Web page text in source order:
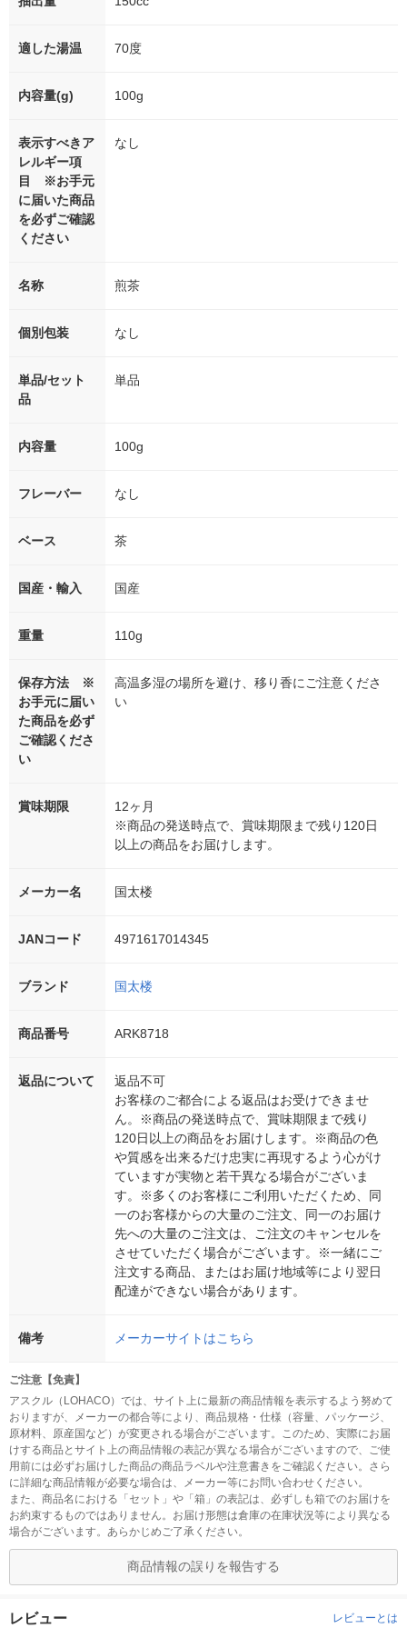
適した湯温 70度
内容量(g) 100g
表示すべきア
レルギー項
目 ※お手元
に届いた商品
を必ずご確認
ください
なし
名称 煎茶
個別包装 なし
単品/セット
品
単品
内容量 100g
フレーバー なし
ベース 茶
国産・輸入 国産
重量 110g
保存方法 ※
お手元に届い
た商品を必ず
ご確認くださ
い
高温多湿の場所を避け、移り香にご注意くださ
い
賞味期限
12ヶ月
※商品の発送時点で、賞味期限まで残り120日
以上の商品をお届けします。
メーカー名 国太楼
JANコード 4971617014345
ブランド 国太楼
商品番号 ARK8718
返品について
返品不可
お客様のご都合による返品はお受けできませ
ん。※商品の発送時点で、賞味期限まで残り
120日以上の商品をお届けします。※商品の色
や質感を出来るだけ忠実に再現するよう心がけ
ていますが実物と若干異なる場合がございま
す。※多くのお客様にご利用いただくため、同
一のお客様からの大量のご注文、同一のお届け
先への大量のご注文は、ご注文のキャンセルを
させていただく場合がございます。※一緒にご
注文する商品、またはお届け地域等により翌日
配達ができない場合があります。
備考 メーカーサイトはこちら
ご注意【免責】
アスクル（LOHACO）では、サイト上に最新の商品情報を表示するよう努めて
おりますが、メーカーの都合等により、商品規格・仕様（容量、パッケージ、
原材料、原産国など）が変更される場合がございます。このため、実際にお届
けする商品とサイト上の商品情報の表記が異なる場合がございますので、ご使
用前には必ずお届けした商品の商品ラベルや注意書きをご確認ください。さら
に詳細な商品情報が必要な場合は、メーカー等にお問い合わせください。
また、商品名における「セット」や「箱」の表記は、必ずしも箱でのお届けを
お約束するものではありません。お届け形態は倉庫の在庫状況等により異なる
場合がございます。あらかじめご了承ください。
商品情報の誤りを報告する
レビュー レビューとは